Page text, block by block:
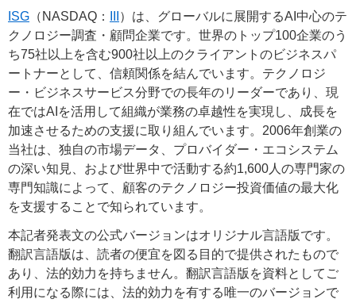
ISG （NASDAQ：
）は、グローバルに展開するAI中心のテ
クノロジー調査・顧問企業です。世界のトップ100企業のう
ち75社以上を含む900社以上のクライアントのビジネスパ
ートナーとして、信頼関係を結んでいます。テクノロジ
ー・ビジネスサービス分野での長年のリーダーであり、現
在ではAIを活用して組織が業務の卓越性を実現し、成長を
加速させるための支援に取り組んでいます。2006年創業の
当社は、独自の市場データ、プロバイダー・エコシステム
の深い知見、および世界中で活動する約1,600人の専門家の
専門知識によって、顧客のテクノロジー投資価値の最大化
を支援することで知られています。
本記者発表文の公式バージョンはオリジナル言語版です。
翻訳言語版は、読者の便宜を図る目的で提供されたもので
あり、法的効力を持ちません。翻訳言語版を資料としてご
利用になる際には、法的効力を有する唯一のバージョンで